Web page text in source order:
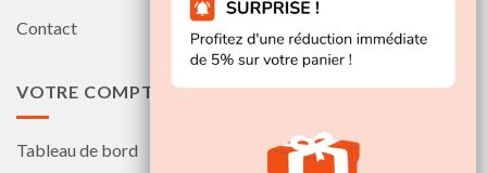
Contact
VOTRE COMPTE
Tableau de bord